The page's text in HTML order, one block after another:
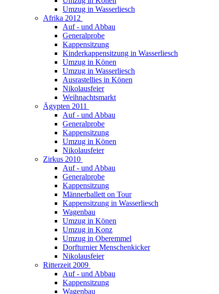
Umzug in Wasserliesch
Afrika 2012
Auf - und Abbau
Generalprobe
Kappensitzung
Kinderkappensitzung in Wasserliesch
Umzug in Könen
Umzug in Wasserliesch
Ausrastellies in Könen
Nikolausfeier
Weihnachtsmarkt
Ägypten 2011
Auf - und Abbau
Generalprobe
Kappensitzung
Umzug in Könen
Nikolausfeier
Zirkus 2010
Auf - und Abbau
Generalprobe
Kappensitzung
Männerballett on Tour
Kappensitzung in Wasserliesch
Wagenbau
Umzug in Könen
Umzug in Konz
Umzug in Oberemmel
Dorfturnier Menschenkicker
Nikolausfeier
Ritterzeit 2009
Auf - und Abbau
Kappensitzung
Wagenbau